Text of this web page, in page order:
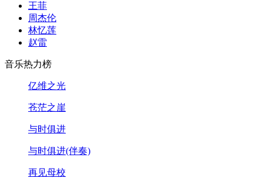
王菲
周杰伦
林忆莲
赵雷
音乐热力榜
亿维之光
苍茫之崖
与时俱进
与时俱进(伴奏)
再见母校